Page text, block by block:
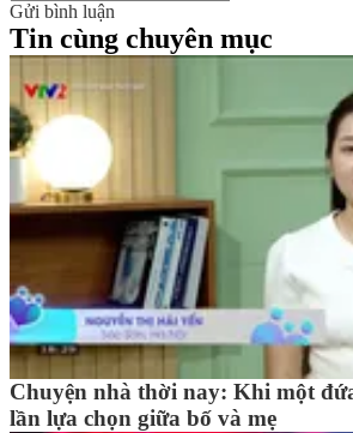
Gửi bình luận
Tin cùng chuyên mục
Chuyện nhà thời nay: Khi một
lần lựa chọn giữa bố và mẹ